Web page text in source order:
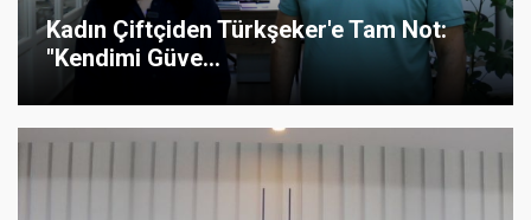
Kadın Çiftçiden Türkşeker'e Tam Not:
"Kendimi Güve...